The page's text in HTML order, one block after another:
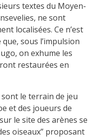
textes du Moyen-
ne sont
localisées. Ce n’est
que, sous l’impulsion
on exhume les
restaurées en
le terrain de jeu
et des joueurs de
le site des arènes se
oiseaux” proposant